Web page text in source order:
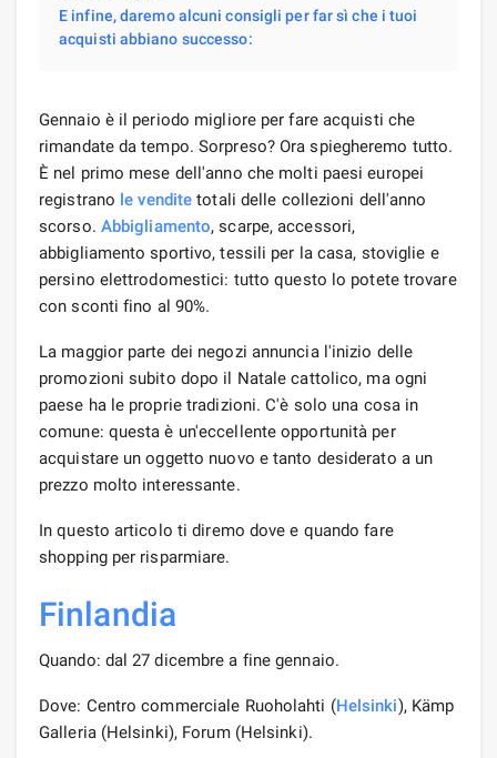
E infine, daremo alcuni consigli per far sì che i tuoi
acquisti abbiano successo:
Gennaio è il periodo migliore per fare acquisti che
rimandate da tempo. Sorpreso? Ora spiegheremo tutto.
È nel primo mese dell'anno che molti paesi europei
registrano le vendite totali delle collezioni dell'anno
scorso. Abbigliamento, scarpe, accessori,
abbigliamento sportivo, tessili per la casa, stoviglie e
persino elettrodomestici: tutto questo lo potete trovare
con sconti fino al 90%.
La maggior parte dei negozi annuncia l'inizio delle
promozioni subito dopo il Natale cattolico, ma ogni
paese ha le proprie tradizioni. C'è solo una cosa in
comune: questa è un'eccellente opportunità per
acquistare un oggetto nuovo e tanto desiderato a un
prezzo molto interessante.
In questo articolo ti diremo dove e quando fare
shopping per risparmiare.
Finlandia
Quando: dal 27 dicembre a fine gennaio.
Dove: Centro commerciale Ruoholahti (Helsinki), Kämp
Galleria (Helsinki), Forum (Helsinki).